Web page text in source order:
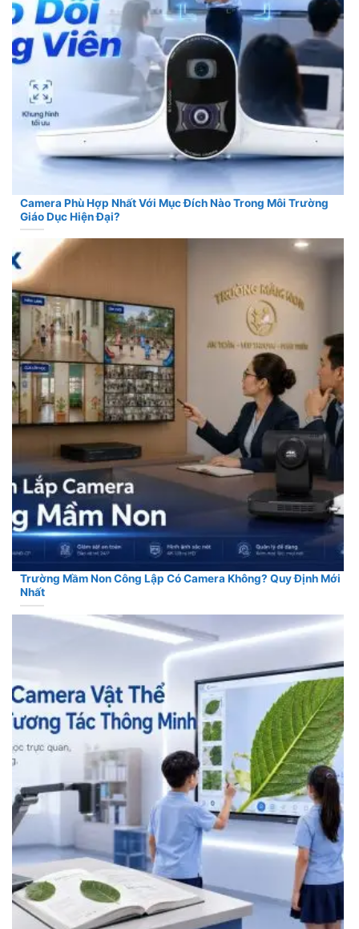
Camera Phù Hợp Nhất Với Mục Đích Nào Trong Môi Trường
Giáo Dục Hiện Đại?
Trường Mầm Non Công Lập Có Camera Không? Quy Định Mới
Nhất